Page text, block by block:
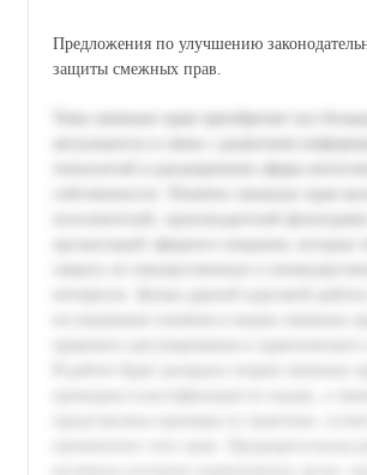
Предложения по улучшению
защиты смежных прав.